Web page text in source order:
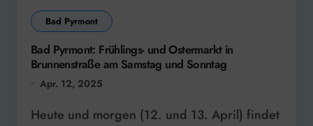
Bad Pyrmont
Bad Pyrmont: Frühlings- und Ostermarkt in
Brunnenstraße am Samstag und Sonntag
Apr. 12, 2025
Heute und morgen (12. und 13. April) findet